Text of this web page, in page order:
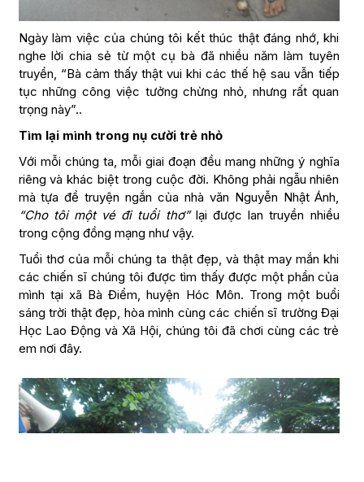
Ngày làm việc của chúng tôi kết thúc thật đáng nhớ, khi
nghe lời chia sẻ từ một cụ bà đã nhiều năm làm tuyên
truyền, “Bà cảm thấy thật vui khi các thế hệ sau vẫn tiếp
tục những công việc tưởng chừng nhỏ, nhưng rất quan
trọng này”..
Tìm lại mình trong nụ cười trẻ nhỏ
Với mỗi chúng ta, mỗi giai đoạn đều mang những ý nghĩa
riêng và khác biệt trong cuộc đời. Không phải ngẫu nhiên
mà tựa đề truyện ngắn của nhà văn Nguyễn Nhật Ánh,
“Cho tôi một vé đi tuổi thơ”lại được lan truyền nhiều
trong cộng đồng mạng như vậy.
Tuổi thơ của mỗi chúng ta thật đẹp, và thật may mắn khi
các chiến sĩ chúng tôi được tìm thấy được một phần của
mình tại xã Bà Điểm, huyện Hóc Môn. Trong một buổi
sáng trời thật đẹp, hòa mình cùng các chiến sĩ trường Đại
Học Lao Động và Xã Hội, chúng tôi đã chơi cùng các trẻ
em nơi đây.